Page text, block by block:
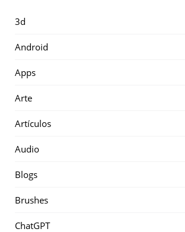
3d
Android
Apps
Arte
Artículos
Audio
Blogs
Brushes
ChatGPT